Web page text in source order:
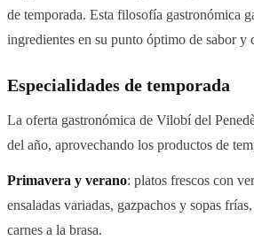
de temporada. Esta filosofía gastronómica
ingredientes en su punto óptimo de sabor y
Especialidades de temporada
La oferta gastronómica de Vilobí del
del año, aprovechando los productos de
Primavera y verano: platos frescos con
ensaladas variadas, gazpachos y sopas
carnes a la brasa.